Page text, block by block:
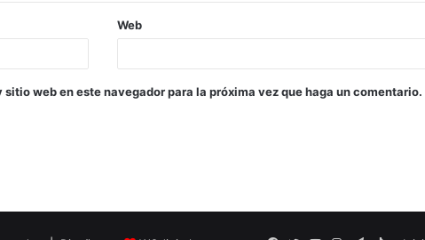
Web
web en este navegador para la próxima vez que haga un comentario.